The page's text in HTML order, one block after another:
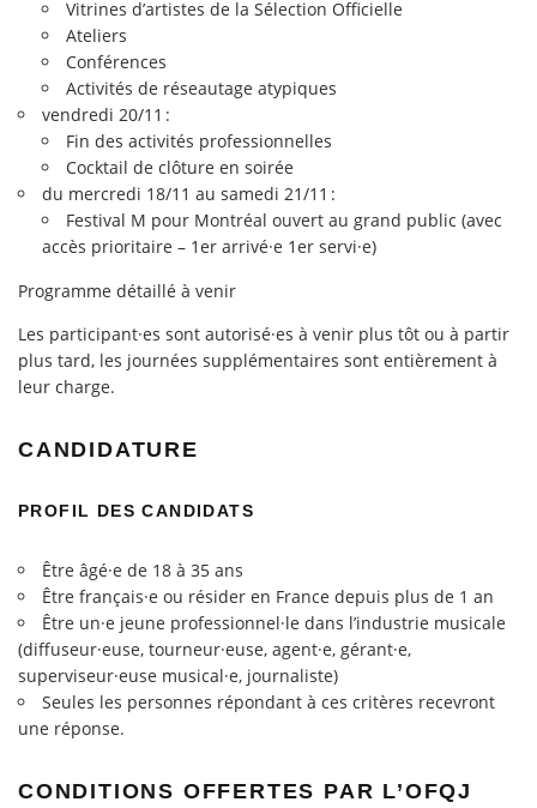
Vitrines d’artistes de la Sélection Officielle
Ateliers
Conférences
Activités de réseautage atypiques
vendredi 20/11 :
Fin des activités professionnelles
Cocktail de clôture en soirée
du mercredi 18/11 au samedi 21/11 :
Festival M pour Montréal ouvert au grand public (avec
accès prioritaire – 1er arrivé·e 1er servi·e)
Programme détaillé à venir
Les participant·es sont autorisé·es à venir plus tôt ou à partir
plus tard, les journées supplémentaires sont entièrement à
leur charge.
CANDIDATURE
PROFIL DES CANDIDATS
Être âgé·e de 18 à 35 ans
Être français·e ou résider en France depuis plus de 1 an
Être un·e jeune professionnel·le dans l’industrie musicale
(diffuseur·euse, tourneur·euse, agent·e, gérant·e,
superviseur·euse musical·e, journaliste)
Seules les personnes répondant à ces critères recevront
une réponse.
CONDITIONS OFFERTES PAR L’OFQJ